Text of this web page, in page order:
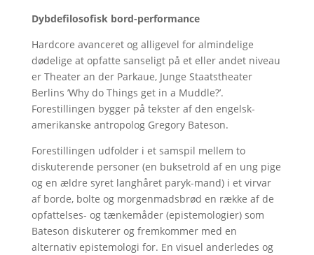
Dybdefilosofisk bord-performance
Hardcore avanceret og alligevel for almindelige
dødelige at opfatte sanseligt på et eller andet niveau
er Theater an der Parkaue, Junge Staatstheater
Berlins ’Why do Things get in a Muddle?’.
Forestillingen bygger på tekster af den engelsk-
amerikanske antropolog Gregory Bateson.
Forestillingen udfolder i et samspil mellem to
diskuterende personer (en buksetrold af en ung pige
og en ældre syret langhåret paryk-mand) i et virvar
af borde, bolte og morgenmadsbrød en række af de
opfattelses- og tænkemåder (epistemologier) som
Bateson diskuterer og fremkommer med en
alternativ epistemologi for. En visuel anderledes og